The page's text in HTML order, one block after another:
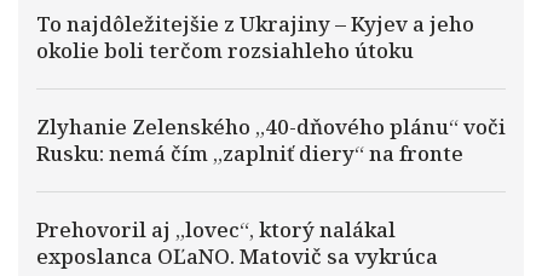
To najdôležitejšie z Ukrajiny – Kyjev a jeho
okolie boli terčom rozsiahleho útoku
Zlyhanie Zelenského „40-dňového plánu“ voči
Rusku: nemá čím „zaplniť diery“ na fronte
Prehovoril aj „lovec“, ktorý nalákal
exposlanca OĽaNO. Matovič sa vykrúca